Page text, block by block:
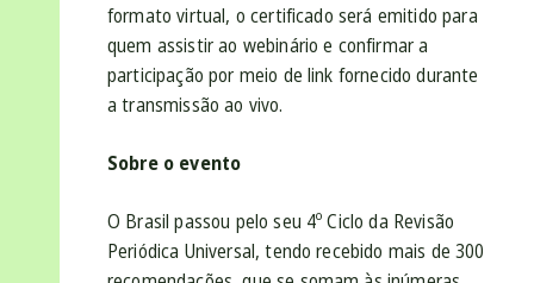
formato virtual, o certificado será emitido para
quem assistir ao webinário e confirmar a
participação por meio de link fornecido durante
a transmissão ao vivo.
Sobre o evento
O Brasil passou pelo seu 4º Ciclo da Revisão
Periódica Universal, tendo recebido mais de 300